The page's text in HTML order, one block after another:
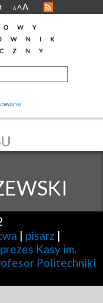
A AA
| pisarz |
prezes Kasy im.
Politechniki